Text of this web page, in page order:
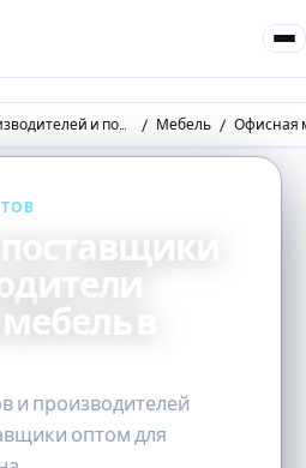
покупателей
Бесплатная база производителей и поставщиков товаров оптом Мебель Офисная
в
и производителей
оптом для